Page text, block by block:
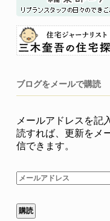
ブログをメールで購読
メールアドレスを記
読すれば、更新をメ
信できます。
メ
ル
ア